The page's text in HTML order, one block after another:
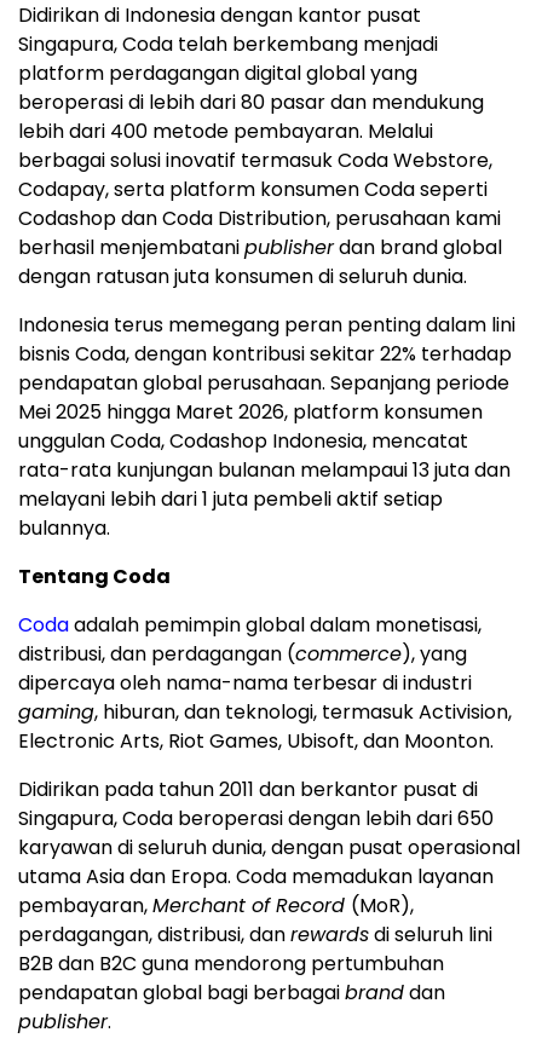
Didirikan di Indonesia dengan kantor pusat
Singapura, Coda telah berkembang menjadi
platform perdagangan digital global yang
beroperasi di lebih dari 80 pasar dan mendukung
lebih dari 400 metode pembayaran. Melalui
berbagai solusi inovatif termasuk Coda Webstore,
Codapay, serta platform konsumen Coda seperti
Codashop dan Coda Distribution, perusahaan kami
berhasil menjembatanipublisherdan brand global
dengan ratusan juta konsumen di seluruh dunia.
Indonesia terus memegang peran penting dalam lini
bisnis Coda, dengan kontribusi sekitar 22% terhadap
pendapatan global perusahaan. Sepanjang periode
Mei 2025 hingga Maret 2026, platform konsumen
unggulan Coda, Codashop Indonesia, mencatat
rata-rata kunjungan bulanan melampaui 13 juta dan
melayani lebih dari 1 juta pembeli aktif setiap
bulannya.
Tentang Coda
Codaadalah pemimpin global dalam monetisasi,
distribusi, dan perdagangan (commerce), yang
dipercaya oleh nama-nama terbesar di industri
gaming, hiburan, dan teknologi, termasuk Activision,
Electronic Arts, Riot Games, Ubisoft, dan Moonton.
Didirikan pada tahun 2011 dan berkantor pusat di
Singapura, Coda beroperasi dengan lebih dari 650
karyawan di seluruh dunia, dengan pusat operasional
utama Asia dan Eropa. Coda memadukan layanan
pembayaran,Merchant of Record (MoR),
perdagangan, distribusi, danrewardsdi seluruh lini
B2B dan B2C guna mendorong pertumbuhan
pendapatan global bagi berbagaibranddan
publisher.